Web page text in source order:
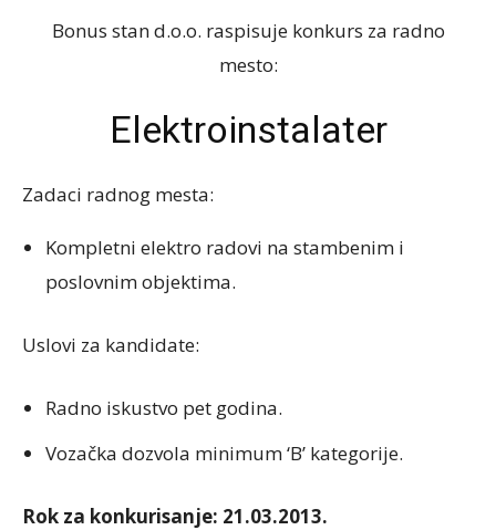
Bonus stan d.o.o. raspisuje konkurs za radno
mesto:
Elektroinstalater
Zadaci radnog mesta:
Kompletni elektro radovi na stambenim i
poslovnim objektima.
Uslovi za kandidate:
Radno iskustvo pet godina.
Vozačka dozvola minimum ‘B’ kategorije.
Rok za konkurisanje: 21.03.2013.